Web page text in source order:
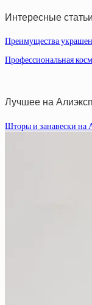
Интересные
Преимущества
Профессиональная
Лучшее на
Шторы и занавески на